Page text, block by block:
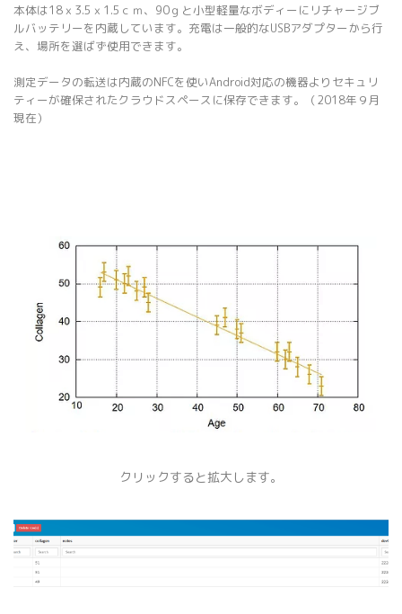
本体は18ｘ3.5ｘ1.5ｃｍ、90ｇと小型軽量なボディーにリチャージブ
ルバッテリーを内蔵しています。充電は一般的なUSBアダプターから行
え、場所を選ばず使用できます。
測定データの転送は内蔵のNFCを使いAndroid対応の機器よりセキュリ
ティーが確保されたクラウドスペースに保存できます。（2018年９月
現在）
クリックすると拡大します。